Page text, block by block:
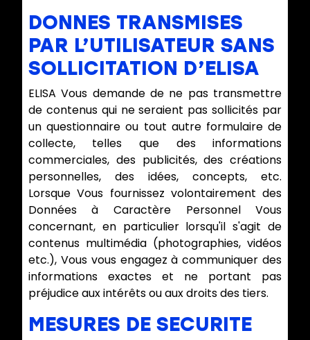
DONNES TRANSMISES
PAR L’UTILISATEUR SANS
SOLLICITATION D’ELISA
ELISA Vous demande de ne pas transmettre
de contenus qui ne seraient pas sollicités par
un questionnaire ou tout autre formulaire de
collecte, telles que des informations
commerciales, des publicités, des créations
personnelles, des idées, concepts, etc.
Lorsque Vous fournissez volontairement des
Données à Caractère Personnel Vous
concernant, en particulier lorsqu'il s'agit de
contenus multimédia (photographies, vidéos
etc.), Vous vous engagez à communiquer des
informations exactes et ne portant pas
préjudice aux intérêts ou aux droits des tiers.
MESURES DE SECURITE